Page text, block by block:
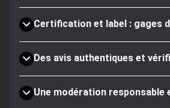
Certification et label : gages
Des avis authentiques et
Une modération responsable